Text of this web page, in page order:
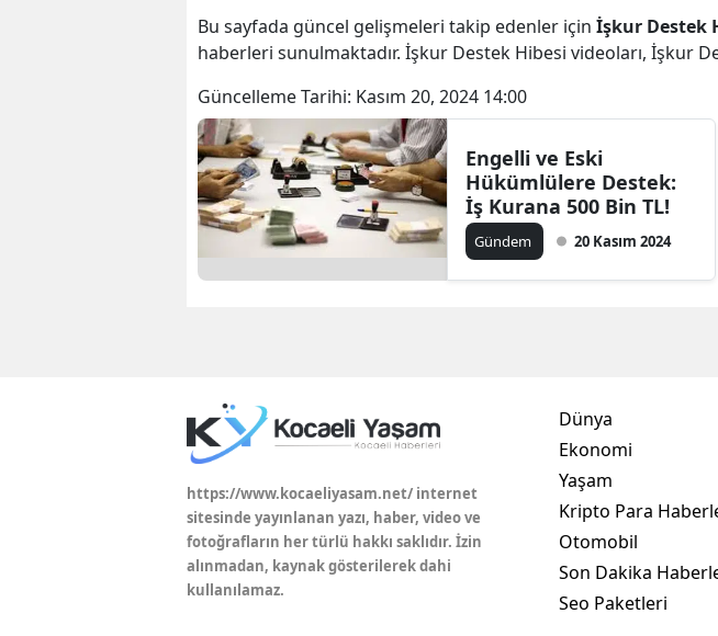
Bu sayfada güncel gelişmeleri takip edenler için İşkur Destek
haberleri sunulmaktadır. İşkur Destek Hibesi videoları, İşkur
Güncelleme Tarihi: Kasım 20, 2024 14:00
Engelli ve Eski
Hükümlülere Destek:
İş Kurana 500 Bin TL!
Gündem 20 Kasım 2024
https://www.kocaeliyasam.net/ internet
sitesinde yayınlanan yazı, haber, video ve
fotoğrafların her türlü hakkı saklıdır. İzin
alınmadan, kaynak gösterilerek dahi
kullanılamaz.
Dünya
Ekonomi
Yaşam
Kripto Para
Otomobil
Son Dakika
Seo Paketleri